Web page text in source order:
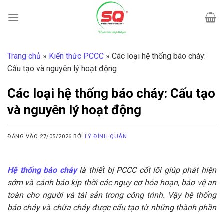
qua
Trang chủ » Kiến thức PCCC » Các loại hệ thống báo cháy:
Cấu tạo và nguyên lý hoạt động
Các loại hệ thống báo cháy: Cấu tạo
và nguyên lý hoạt động
ĐĂNG VÀO 27/05/2026 BỞI LÝ ĐÌNH QUÂN
Hệ thống báo cháy là thiết bị PCCC cốt lõi giúp phát hiện
sớm và cảnh báo kịp thời các nguy cơ hỏa hoạn, bảo vệ an
toàn cho người và tài sản trong công trình. Vậy hệ thống
báo cháy và chữa cháy được cấu tạo từ những thành phần